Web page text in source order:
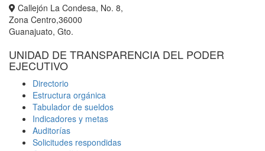
Callejón La Condesa, No. 8,
Zona Centro,36000
Guanajuato, Gto.
UNIDAD DE TRANSPARENCIA DEL PODER
EJECUTIVO
Directorio
Estructura orgánica
Tabulador de sueldos
Indicadores y metas
Auditorías
Solicitudes respondidas